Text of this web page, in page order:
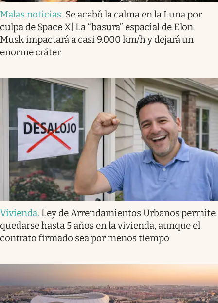
Malas noticias. Se acabó la calma en la Luna por
culpa de Space X| La “basura” espacial de Elon
Musk impactará a casi 9.000 km/h y dejará un
enorme cráter
Vivienda. Ley de Arrendamientos Urbanos permite
quedarse hasta 5 años en la vivienda, aunque el
contrato firmado sea por menos tiempo